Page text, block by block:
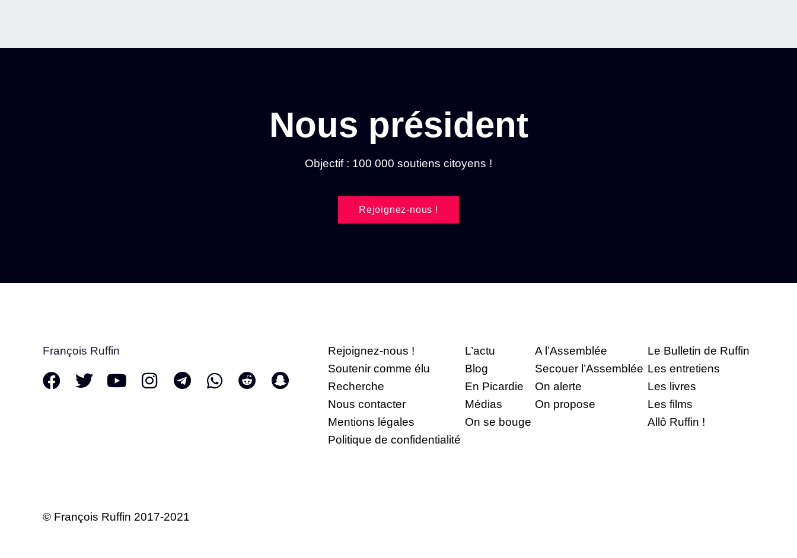
Nous président
Objectif : 100 000 soutiens citoyens !
Rejoignez-nous !
François Ruffin
Rejoignez-nous !
Soutenir comme élu
Recherche
Nous contacter
Mentions légales
Politique de confidentialité
L’actu
Blog
En Picardie
Médias
On se bouge
A l’Assemblée
Secouer l’Assemblée
On alerte
On propose
Le Bulletin de Ruffin
Les entretiens
Les livres
Les films
Allô Ruffin !
© François Ruffin 2017-2021